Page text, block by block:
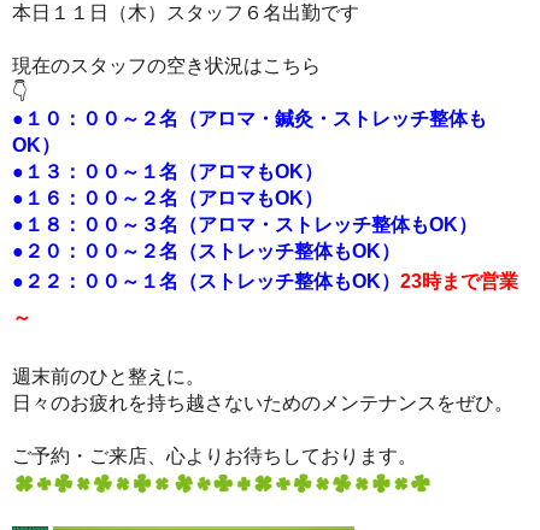
本日１１日（木）スタッフ６名出勤です
現在のスタッフの空き状況はこちら
👇
●１０：００～２名（アロマ・鍼灸・ストレッチ整体も
OK）
●１３：００～１名（アロマもOK）
● １６：００～２名（アロマもOK）
● １８：００～３名（アロマ・ストレッチ整体もOK）
●２０：００ ～２名（ストレッチ整体もOK）
●２２：００ ～１名（ストレッチ整体もOK） 23時まで営業
～
週末前のひと整えに。
日々のお疲れを持ち越さないためのメンテナンスをぜひ。
ご予約・ご来店、心よりお待ちしております。